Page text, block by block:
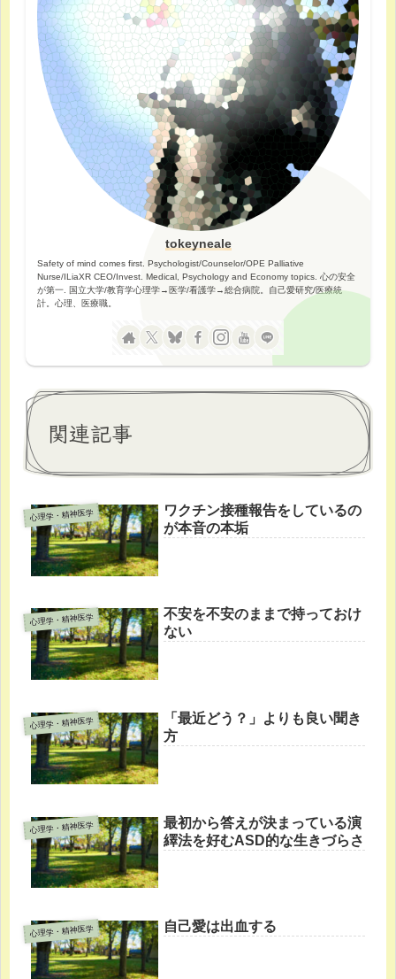
tokeyneale
Safety of mind comes first. Psychologist/Counselor/OPE Palliative
Nurse/ILiaXR CEO/Invest. Medical, Psychology and Economy topics. 心の安全
が第一. 国立大学/教育学心理学→医学/看護学→総合病院。自己愛研究/医療統
計。心理、医療職。
関連記事
心理学・精神医学
ワクチン接種報告をしているの
が本音の本垢
心理学・精神医学
不安を不安のままで持っておけ
ない
心理学・精神医学
「最近どう？」よりも良い聞き
方
心理学・精神医学
最初から答えが決まっている演
繹法を好むASD的な生きづらさ
心理学・精神医学 自己愛は出血する